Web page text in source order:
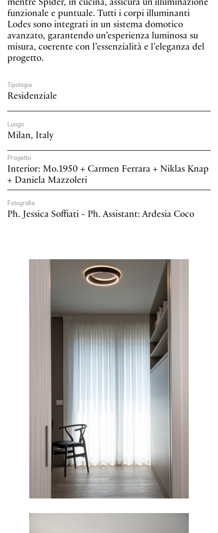
mentre Spider, in cucina, assicura un’illuminazione
funzionale e puntuale. Tutti i corpi illuminanti
Lodes sono integrati in un sistema domotico
avanzato, garantendo un’esperienza luminosa su
misura, coerente con l’essenzialità e l’eleganza del
progetto.
Tipologia
Residenziale
Luogo
Milan, Italy
Progetto
Interior: Mo.1950 + Carmen Ferrara + Niklas Knap
+ Daniela Mazzoleri
Fotografia
Ph. Jessica Soffiati - Ph. Assistant: Ardesia Coco